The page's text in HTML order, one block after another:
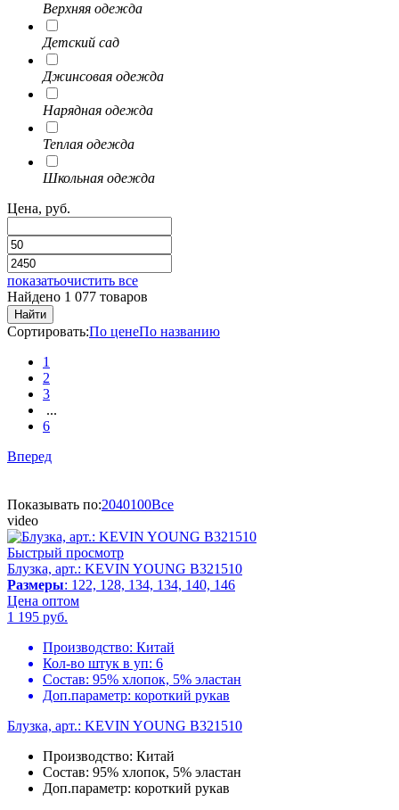
Верхняя одежда
Детский сад
Джинсовая одежда
Нарядная одежда
Теплая одежда
Школьная одежда
Цена, руб.
показатьочистить все
Найдено 1 077 товаров
Найти
Сортировать:По ценеПо названию
1
2
3
...
6
Вперед
Показывать по:2040100Все
video
Быстрый просмотр
Блузка, арт.: KEVIN YOUNG B321510
Размеры: 122, 128, 134, 134, 140, 146
Цена оптом
1 195 руб.
Производство: Китай
Кол-во штук в уп: 6
Состав: 95% хлопок, 5% эластан
Доп.параметр: короткий рукав
Блузка, арт.: KEVIN YOUNG B321510
Производство: Китай
Состав: 95% хлопок, 5% эластан
Доп.параметр: короткий рукав